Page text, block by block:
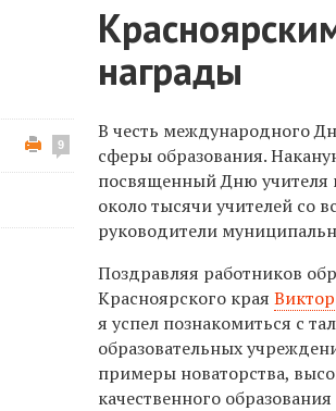
награды
9
В честь международного
сферы образования.
посвященный Дню учителя
около тысячи учителей со
руководители
Поздравляя работников
Красноярского края
я успел познакомиться с
образовательных
примеры новаторства,
качественного